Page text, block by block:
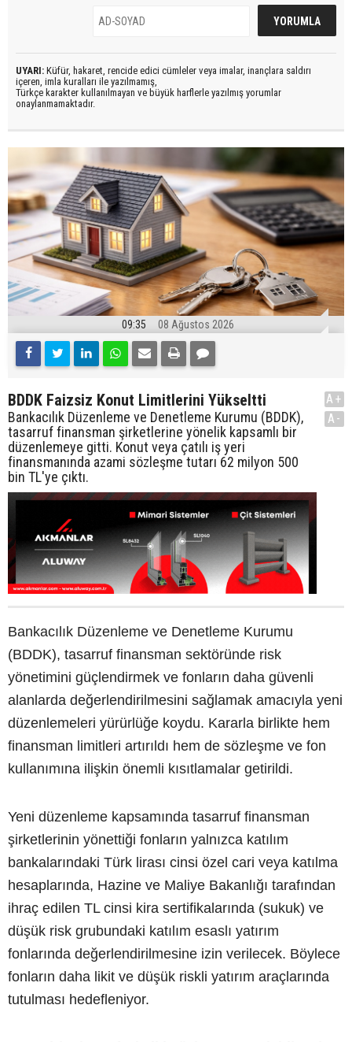
UYARI: Küfür, hakaret, rencide edici cümleler veya imalar, inançlara saldırı
içeren, imla kuralları ile yazılmamış,
Türkçe karakter kullanılmayan ve büyük harflerle yazılmış yorumlar
onaylanmamaktadır.
09:35 08 Ağustos 2026
BDDK Faizsiz Konut Limitlerini Yükseltti
Bankacılık Düzenleme ve Denetleme Kurumu (BDDK),
tasarruf finansman şirketlerine yönelik kapsamlı bir
düzenlemeye gitti. Konut veya çatılı iş yeri
finansmanında azami sözleşme tutarı 62 milyon 500
bin TL'ye çıktı.
A+
A-
Bankacılık Düzenleme ve Denetleme Kurumu
(BDDK), tasarruf finansman sektöründe risk
yönetimini güçlendirmek ve fonların daha güvenli
alanlarda değerlendirilmesini sağlamak amacıyla yeni
düzenlemeleri yürürlüğe koydu. Kararla birlikte hem
finansman limitleri artırıldı hem de sözleşme ve fon
kullanımına ilişkin önemli kısıtlamalar getirildi.
Yeni düzenleme kapsamında tasarruf finansman
şirketlerinin yönettiği fonların yalnızca katılım
bankalarındaki Türk lirası cinsi özel cari veya katılma
hesaplarında, Hazine ve Maliye Bakanlığı tarafından
ihraç edilen TL cinsi kira sertifikalarında (sukuk) ve
düşük risk grubundaki katılım esaslı yatırım
fonlarında değerlendirilmesine izin verilecek. Böylece
fonların daha likit ve düşük riskli yatırım araçlarında
tutulması hedefleniyor.